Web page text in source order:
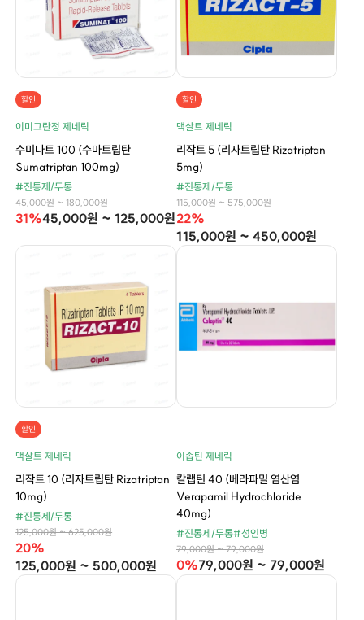
할인
이미그란정 제네릭
수미나트 100 (수마트립탄
Sumatriptan 100mg)
#진통제/두통
45,000원 ~ 180,000원
31%45,000원 ~ 125,000원
할인
맥살트 제네릭
리작트 5 (리자트립탄 Rizatriptan
5mg)
#진통제/두통
115,000원 ~ 575,000원
22%
115,000원 ~ 450,000원
할인
맥살트 제네릭
리작트 10 (리자트립탄 Rizatriptan
10mg)
#진통제/두통
125,000원 ~ 625,000원
20%
125,000원 ~ 500,000원
이솝틴 제네릭
칼랩틴 40 (베라파밀 염산염
Verapamil Hydrochloride
40mg)
#진통제/두통#성인병
79,000원 ~ 79,000원
0%79,000원 ~ 79,000원